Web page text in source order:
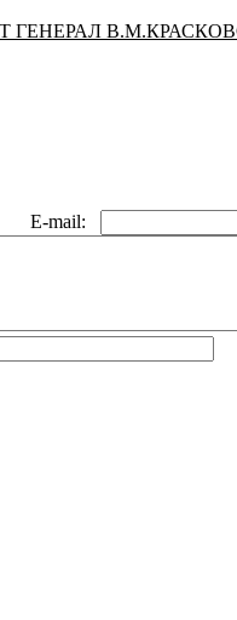
ГЕНЕРАЛ
E-mail: